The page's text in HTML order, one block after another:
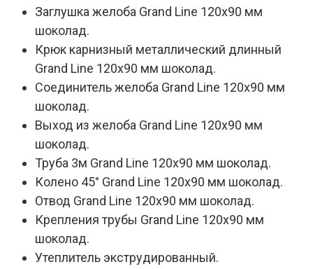
Заглушка желоба Grand Line 120х90 мм
шоколад.
Крюк карнизный металлический длинный
Grand Line 120х90 мм шоколад.
Соединитель желоба Grand Line 120х90 мм
шоколад.
Выход из желоба Grand Line 120х90 мм
шоколад.
Труба 3м Grand Line 120х90 мм шоколад.
Колено 45° Grand Line 120х90 мм шоколад.
Отвод Grand Line 120х90 мм шоколад.
Крепления трубы Grand Line 120х90 мм
шоколад.
Утеплитель экструдированный.